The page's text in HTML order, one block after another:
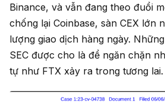
Binance, và vẫn đang theo đuổi
chống lại Coinbase, sàn CEX lớn
lượng giao dịch hàng ngày.
SEC được cho là để ngăn chặn
tự như FTX xảy ra trong tương lai.